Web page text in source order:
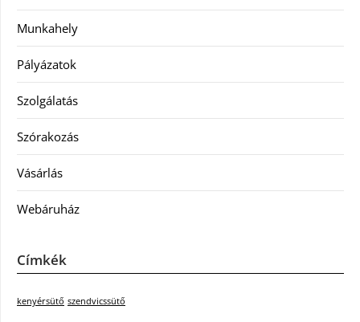
Munkahely
Pályázatok
Szolgálatás
Szórakozás
Vásárlás
Webáruház
Címkék
kenyérsütő szendvicssütő